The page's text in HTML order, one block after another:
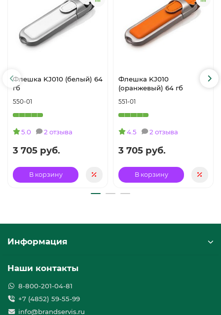
Флешка KJ010 (белый) 64
гб
550-01
5.0 2 отзыва
3 705 руб.
В корзину
Флешка KJ010
(оранжевый) 64 гб
551-01
4.5 2 отзыва
3 705 руб.
В корзину
Информация
Наши контакты
8-800-201-04-81
+7 (4852) 59-55-99
info@brandservis.ru